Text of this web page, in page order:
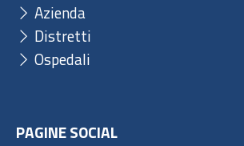
Azienda
Distretti
Ospedali
PAGINE SOCIAL